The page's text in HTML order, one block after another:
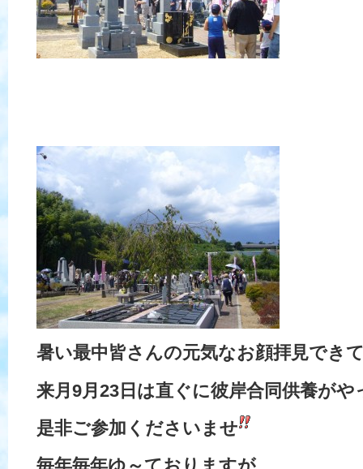
暑い最中皆さんの元気なお顔拝見でき
来月9月23日は直ぐに彼岸合同供養が
是非ご参加くださいませ